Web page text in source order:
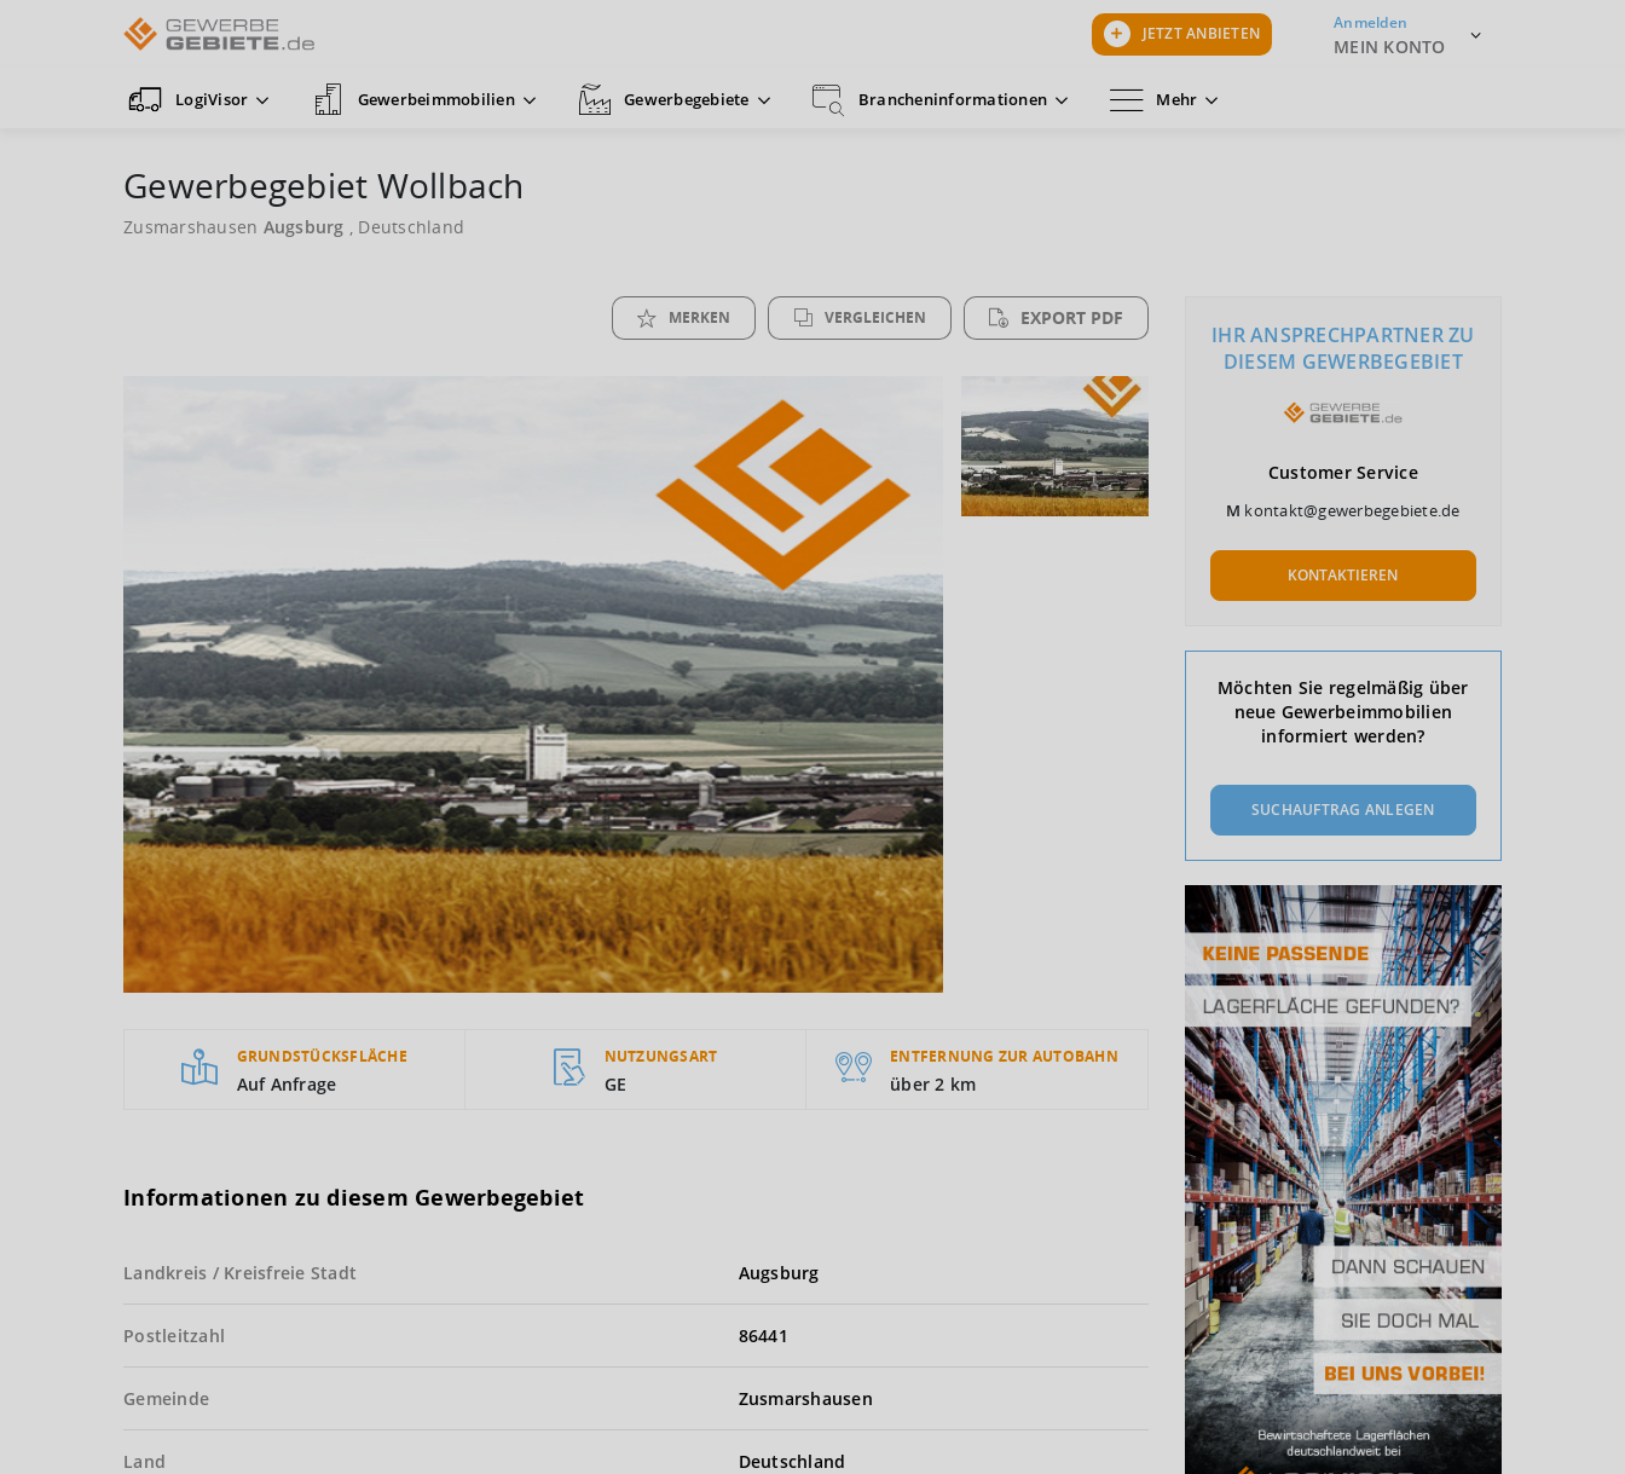
JETZT ANBIETEN
Anmelden
MEIN KONTO
LogiVisor Gewerbeimmobilien Gewerbegebiete Brancheninformationen Mehr
Gewerbegebiet Wollbach
Zusmarshausen Augsburg , Deutschland
MERKEN VERGLEICHEN EXPORT PDF
GRUNDSTÜCKSFLÄCHE
Auf Anfrage
NUTZUNGSART
GE
ENTFERNUNG ZUR AUTOBAHN
über 2 km
Informationen zu diesem Gewerbegebiet
Landkreis / Kreisfreie Stadt Augsburg
Postleitzahl 86441
Gemeinde Zusmarshausen
Land Deutschland
IHR ANSPRECHPARTNER ZU
DIESEM GEWERBEGEBIET
Customer Service
M kontakt@gewerbegebiete.de
KONTAKTIEREN
Möchten Sie regelmäßig über
neue Gewerbeimmobilien
informiert werden?
SUCHAUFTRAG ANLEGEN